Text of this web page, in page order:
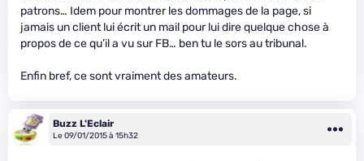
patrons… Idem pour montrer les dommages de la page, si
jamais un client lui écrit un mail pour lui dire quelque chose à
propos de ce qu’il a vu sur FB… ben tu le sors au tribunal.
Enfin bref, ce sont vraiment des amateurs.
Buzz L'Eclair
Le 09/01/2015 à 15h32